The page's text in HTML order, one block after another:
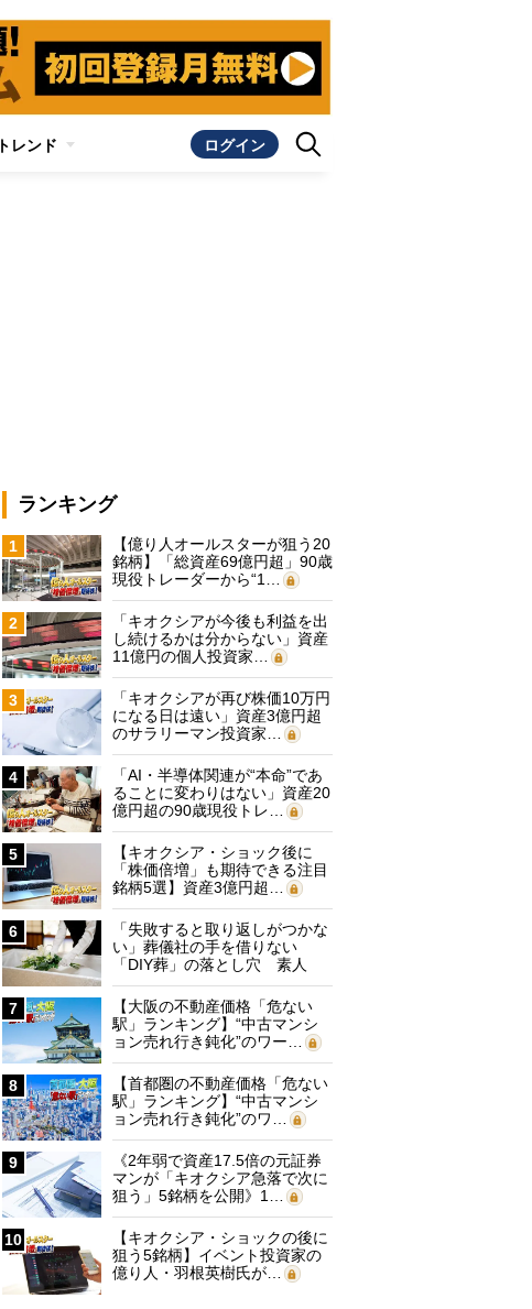
トレンド ログイン
ランキング
1
【億り人オールスターが狙う20
銘柄】「総資産69億円超」90歳
現役トレーダーから“1…
2
「キオクシアが今後も利益を出
し続けるかは分からない」資産
11億円の個人投資家…
3
「キオクシアが再び株価10万円
になる日は遠い」資産3億円超
のサラリーマン投資家…
4
「AI・半導体関連が“本命”であ
ることに変わりはない」資産20
億円超の90歳現役トレ…
5
【キオクシア・ショック後に
「株価倍増」も期待できる注目
銘柄5選】資産3億円超…
6
「失敗すると取り返しがつかな
い」葬儀社の手を借りない
「DIY葬」の落とし穴 素人
に…
7
【大阪の不動産価格「危ない
駅」ランキング】“中古マンシ
ョン売れ行き鈍化”のワー…
8
【首都圏の不動産価格「危ない
駅」ランキング】“中古マンシ
ョン売れ行き鈍化”のワ…
9
《2年弱で資産17.5倍の元証券
マンが「キオクシア急落で次に
狙う」5銘柄を公開》1…
10
【キオクシア・ショックの後に
狙う5銘柄】イベント投資家の
億り人・羽根英樹氏が…